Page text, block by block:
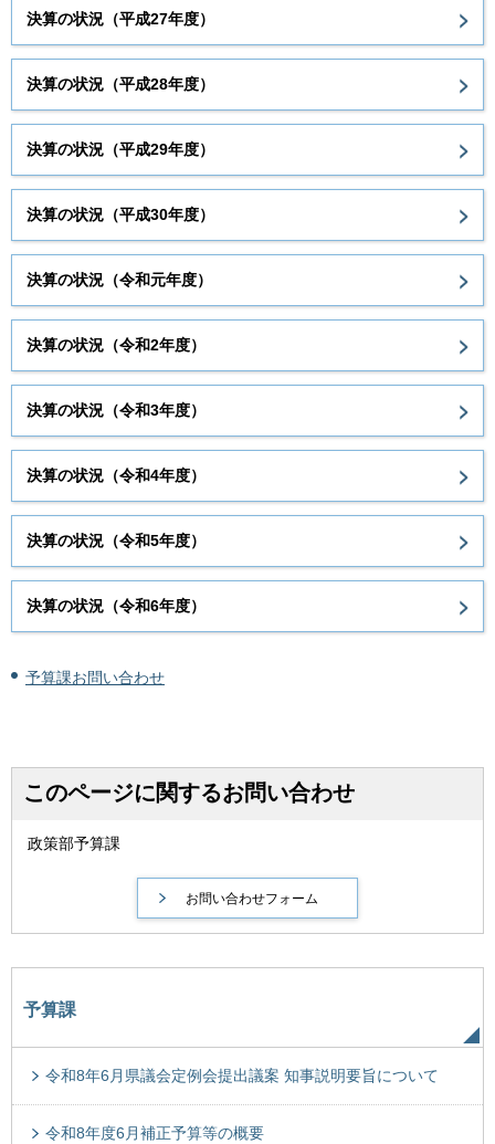
決算の状況（平成27年度）
決算の状況（平成28年度）
決算の状況（平成29年度）
決算の状況（平成30年度）
決算の状況（令和元年度）
決算の状況（令和2年度）
決算の状況（令和3年度）
決算の状況（令和4年度）
決算の状況（令和5年度）
決算の状況（令和6年度）
予算課お問い合わせ
このページに関するお問い合わせ
政策部予算課
予算課
令和8年6月県議会定例会提出議案 知事説明要旨について
令和8年度6月補正予算等の概要